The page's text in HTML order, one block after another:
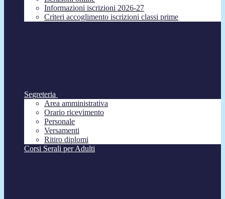
Informazioni iscrizioni 2026-27
Criteri accoglimento iscrizioni classi prime
Segreteria
Area amministrativa
Orario ricevimento
Personale
Versamenti
Ritiro diplomi
Corsi Serali per Adulti